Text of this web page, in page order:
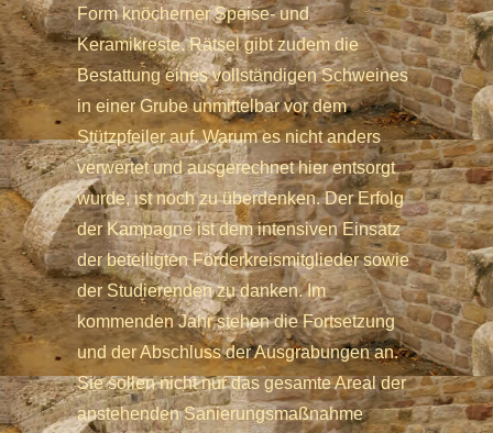
Form knöcherner Speise- und
Keramikreste. Rätsel gibt zudem die
Bestattung eines vollständigen Schweines
in einer Grube unmittelbar vor dem
Stützpfeiler auf. Warum es nicht anders
verwertet und ausgerechnet hier entsorgt
wurde, ist noch zu überdenken. Der Erfolg
der Kampagne ist dem intensiven Einsatz
der beteiligten Förderkreismitglieder sowie
der Studierenden zu danken. Im
kommenden Jahr stehen die Fortsetzung
und der Abschluss der Ausgrabungen an.
Sie sollen nicht nur das gesamte Areal der
anstehenden Sanierungsmaßnahme